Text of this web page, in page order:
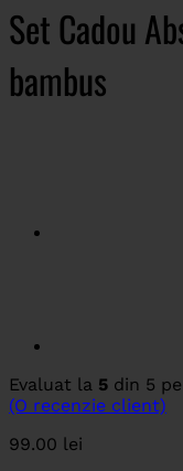
Set Cadou
bambus
Evaluat la 5 din 5
(O recenzie client)
99.00 lei